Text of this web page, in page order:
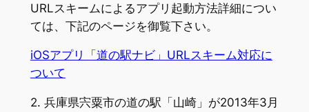
URLスキームによるアプリ起動方法詳細につい
ては、下記のページを御覧下さい。
iOSアプリ「道の駅ナビ」URLスキーム対応に
ついて
2. 兵庫県宍粟市の道の駅「山崎」が2013年3月